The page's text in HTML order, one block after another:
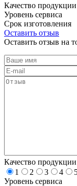
Качество продукции
Уровень сервиса
Срок изготовления
Оставить отзыв
Оставить отзыв на
Качество продукции
1
2 3 4
Уровень сервиса